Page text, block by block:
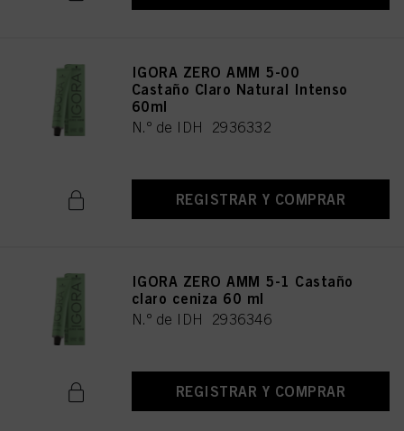
IGORA ZERO AMM 5-00
Castaño Claro Natural Intenso
60ml
N.º de IDH 2936332
REGISTRAR Y COMPRAR
IGORA ZERO AMM 5-1 Castaño
claro ceniza 60 ml
N.º de IDH 2936346
REGISTRAR Y COMPRAR